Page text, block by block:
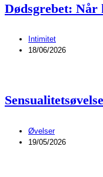
Dødsgrebet: Når
Intimitet
18/06/2026
Sensualitetsøvelse
Øvelser
19/05/2026